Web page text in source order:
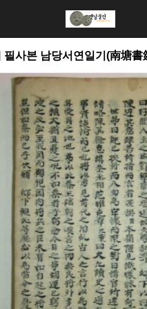
사본 남당서연일기(南塘書筵日記